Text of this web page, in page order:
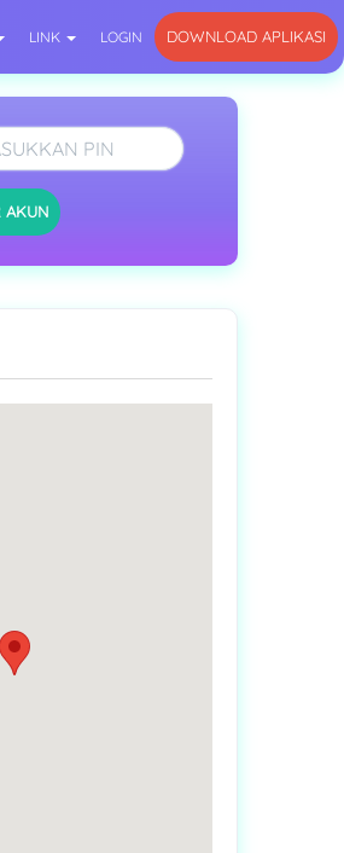
LINK LOGIN DOWNLOAD APLIKASI
AKUN